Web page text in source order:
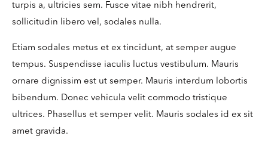
turpis a, ultricies sem. Fusce vitae nibh hendrerit,
sollicitudin libero vel, sodales nulla.
Etiam sodales metus et ex tincidunt, at semper augue
tempus. Suspendisse iaculis luctus vestibulum. Mauris
ornare dignissim est ut semper. Mauris interdum lobortis
bibendum. Donec vehicula velit commodo tristique
ultrices. Phasellus et semper velit. Mauris sodales id ex sit
amet gravida.